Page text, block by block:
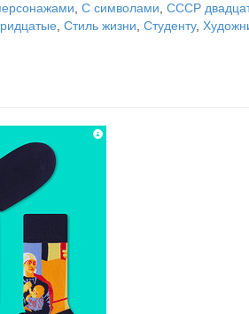
С символами СССР
Стиль жизни Студенту,